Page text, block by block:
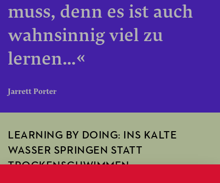
muss, denn es ist auch
wahnsinnig viel zu
lernen…«
Jarrett Porter
LEARNING BY DOING: INS KALTE
WASSER SPRINGEN STATT
TROCKENSCHWIMMEN